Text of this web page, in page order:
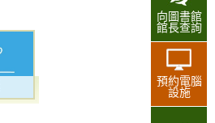
向圖書館
館長查詢
預約電腦
設施